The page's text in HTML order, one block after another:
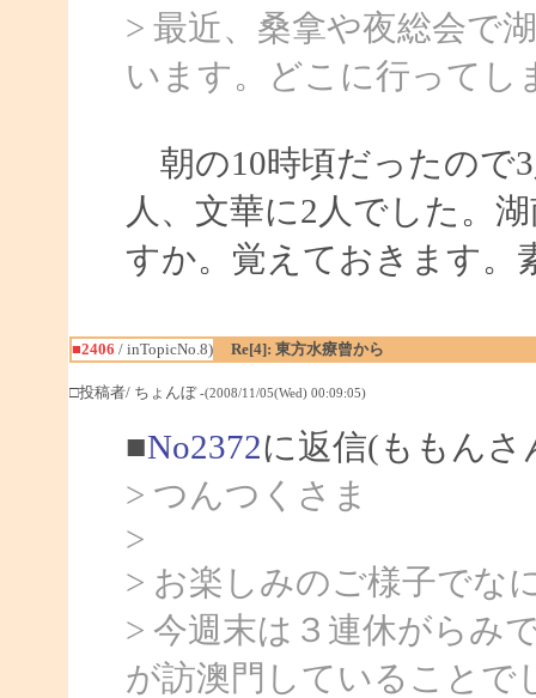
> 最近、桑拿や夜総会で
います。どこに行ってし
朝の10時頃だったので
人、文華に2人でした。
すか。覚えておきます。
■2406 / inTopicNo.8) Re[4]: 東方水療曾から
□投稿者/ ちょんぼ-(2008/11/05(Wed) 00:09:05)
■No2372に返信(ももんさ
> つんつくさま
>
> お楽しみのご様子でな
> 今週末は３連休がらみ
が訪澳門していることで